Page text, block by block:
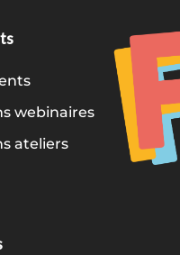
webinaires
ateliers